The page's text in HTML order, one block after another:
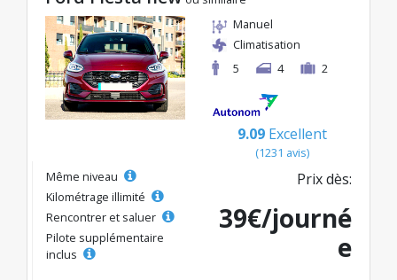
Manuel
Climatisation
5
4 2
9.09 Excellent
(1231 avis)
Même niveau
Kilométrage illimité
Rencontrer et saluer
Pilote supplémentaire
inclus
Prix dès:
39€/journé
e